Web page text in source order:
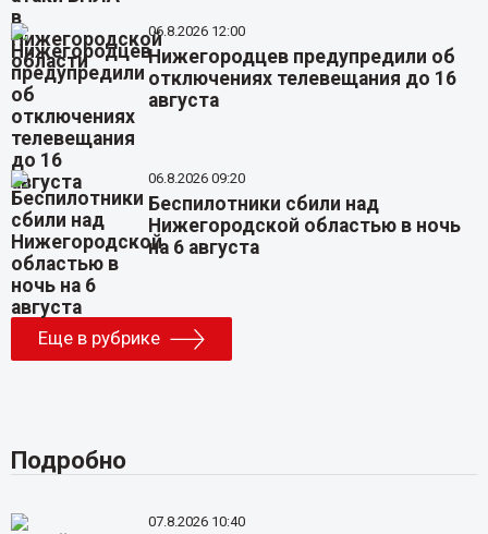
06.8.2026 12:00
Нижегородцев предупредили об
отключениях телевещания до 16
августа
06.8.2026 09:20
Беспилотники сбили над
Нижегородской областью в ночь
на 6 августа
Еще в рубрике
Подробно
07.8.2026 10:40